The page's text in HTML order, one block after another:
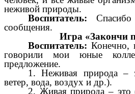
неживой природы.
Воспитатель:
сообщения.
Игра «Закончи
Воспитатель:Конечно,
говорили мои юные
предложение.
1. Неживая природа –
ветер, вода, воздух и др.).
2. Живая природа – это